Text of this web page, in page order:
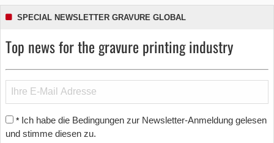
SPECIAL NEWSLETTER GRAVURE GLOBAL
Top news for the gravure printing industry
* Ich habe die Bedingungen zur Newsletter-Anmeldung gelesen
und stimme diesen zu.